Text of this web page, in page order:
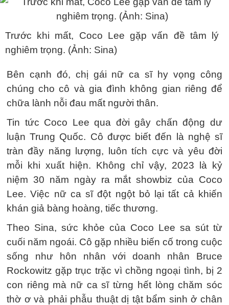
Trước khi mất, Coco Lee gặp vấn đề tâm lý
nghiêm trọng. (Ảnh: Sina)
Bên cạnh đó, chị gái nữ ca sĩ hy vọng công
chúng cho cô và gia đình không gian riêng để
chữa lành nỗi đau mất người thân.
Tin tức Coco Lee qua đời gây chấn động dư
luận Trung Quốc. Cô được biết đến là nghệ sĩ
tràn đầy năng lượng, luôn tích cực và yêu đời
mỗi khi xuất hiện. Không chỉ vậy, 2023 là kỷ
niệm 30 năm ngày ra mắt showbiz của Coco
Lee. Việc nữ ca sĩ đột ngột bỏ lại tất cả khiến
khán giả bàng hoàng, tiếc thương.
Theo Sina, sức khỏe của Coco Lee sa sút từ
cuối năm ngoái. Cô gặp nhiều biến cố trong cuộc
sống như hôn nhân với doanh nhân Bruce
Rockowitz gặp trục trặc vì chồng ngoại tình, bị 2
con riêng mà nữ ca sĩ từng hết lòng chăm sóc
thờ ơ và phải phẫu thuật dị tật bẩm sinh ở chân